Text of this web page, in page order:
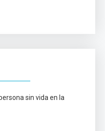
sin vida en la